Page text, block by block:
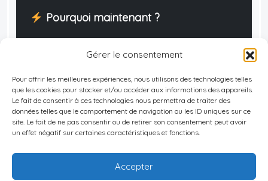
Gérer le consentement
Pour offrir les meilleures expériences, nous utilisons des technologies telles
que les cookies pour stocker et/ou accéder aux informations des appareils.
Le fait de consentir à ces technologies nous permettra de traiter des
données telles que le comportement de navigation ou les ID uniques sur ce
site. Le fait de ne pas consentir ou de retirer son consentement peut avoir
un effet négatif sur certaines caractéristiques et fonctions.
Accepter
Pourquoi maintenant ?
Taux en évolution
Fiscalité qui durcit
Zéro frais — Zéro engagement —